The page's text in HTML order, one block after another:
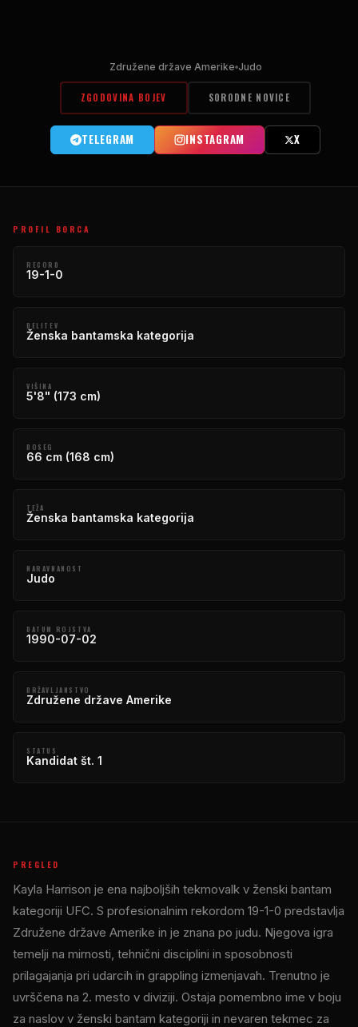
Združene države Amerike Judo
ZGODOVINA BOJEV SORODNE NOVICE
TELEGRAM INSTAGRAM X
PROFIL BORCA
RECORD
19-1-0
DELITEV
Ženska bantamska kategorija
VIŠINA
5'8" (173 cm)
DOSEG
66 cm (168 cm)
TEŽA
Ženska bantamska kategorija
NARAVNANOST
Judo
DATUM ROJSTVA
1990-07-02
DRŽAVLJANSTVO
Združene države Amerike
STATUS
Kandidat št. 1
PREGLED
Kayla Harrison je ena najboljših tekmovalk v ženski bantam
kategoriji UFC. S profesionalnim rekordom 19-1-0 predstavlja
Združene države Amerike in je znana po judu. Njegova igra
temelji na mirnosti, tehnični disciplini in sposobnosti
prilagajanja pri udarcih in grappling izmenjavah. Trenutno je
uvrščena na 2. mesto v diviziji. Ostaja pomembno ime v boju
za naslov v ženski bantam kategoriji in nevaren tekmec za